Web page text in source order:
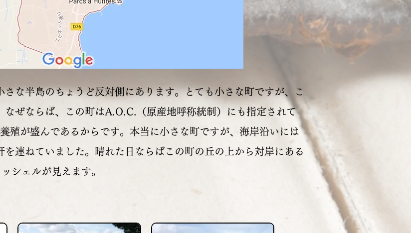
な半島のちょうど反対側にあります。とても小さな町ですが、こ
なぜならば、この町はA.O.C.（原産地呼称統制）にも指定されて
殖が盛んであるからです。本当に小さな町ですが、海岸沿いには
連ねていました。晴れた日ならばこの町の丘の上から対岸にある
シェルが見えます。